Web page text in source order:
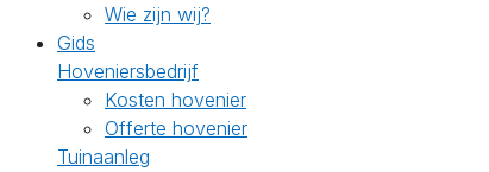
Wie zijn wij?
Gids
Hoveniersbedrijf
Kosten hovenier
Offerte hovenier
Tuinaanleg